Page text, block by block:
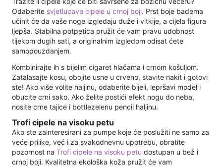
Odaberite svjetlucave cipele u crnoj boji. Prst boje badema
učinit će da vaše noge izgledaju duže i vitkije, a cijela figura
ljepša. Stabilna potpetica pružit će vam pravu udobnost
tijekom dugih sati, a originalnim izgledom odisat ćete
samopouzdanjem.
Kombinirajte ih s bijelim cigaret hlačama i crnom košuljom.
Zatalasajte kosu, obojite usne u crveno, stavite nakit i gotovi
ste! Ako više volite haljinu, odaberite bijeli, lepršavi model i
obucite crni sako. Ako želite postići efekt nogu do neba,
nosite crne tajice i bottlezelenu pencil haljinu.
Trofi cipele na visoku petu
Ako ste zainteresirani za pumpe koje će poslužiti ne samo za
veće prilike, već i za svakodnevnu upotrebu, obratite
pozornost na Trofi cipele na visoku petu dostupan u bež i
crnoj boji. Kvalitetna ekološka koža pružit će vam